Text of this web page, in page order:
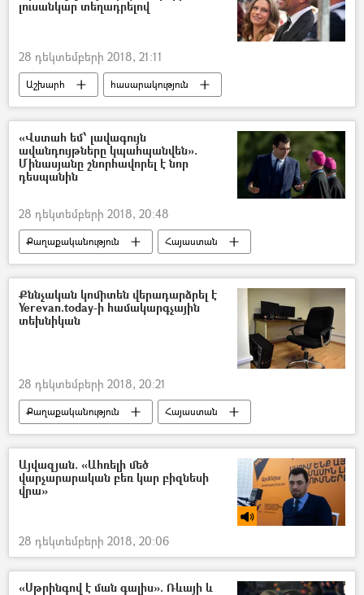
լուսանկար տեղադրելով
28 դեկտեմբերի 2018, 21:11
Աշխարհ
հասարակություն
Հայաստան
«Վստահ եմ՝ լավագույն
ավանդույթները կպահպանվեն».
Մինասյանը շնորհավորել է նոր
դեսպանին
28 դեկտեմբերի 2018, 20:48
Քաղաքականություն Հայաստան
Քննչական կոմիտեն վերադարձրել է
Yerevan.today-ի համակարգչային
տեխնիկան
28 դեկտեմբերի 2018, 20:21
Քաղաքականություն Հայաստան
Այվազյան. «Ահռելի մեծ
վարչարարական բեռ կար բիզնեսի
վրա»
28 դեկտեմբերի 2018, 20:06
«Սթրինգով է ման գալիս». Ռևայի և